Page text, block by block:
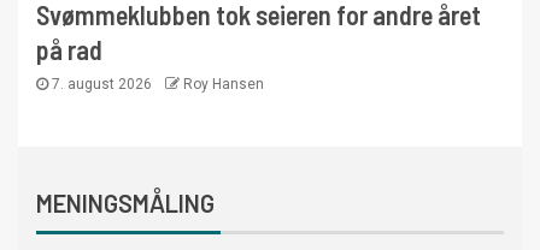
Svømmeklubben tok seieren for andre året
på rad
7. august 2026 Roy Hansen
MENINGSMÅLING